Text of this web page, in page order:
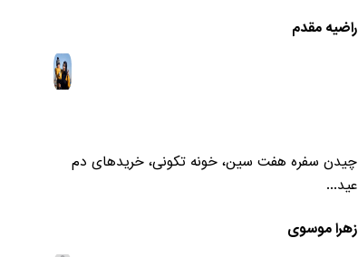
راضیه مقدم
چیدن سفره هفت سین، خونه تکونی، خریدهای دم
عید...
زهرا موسوی